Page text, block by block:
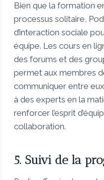
Bien que la formation
processus solitaire,
d’interaction sociale
équipe. Les cours en
des forums et des
permet aux membres
communiquer entre
à des experts en la
renforcer l’esprit
collaboration.
5. Suivi de la